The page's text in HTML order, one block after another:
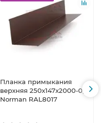
Планка примыкания
верхняя 250х147х2000-0,5
Norman RAL8017